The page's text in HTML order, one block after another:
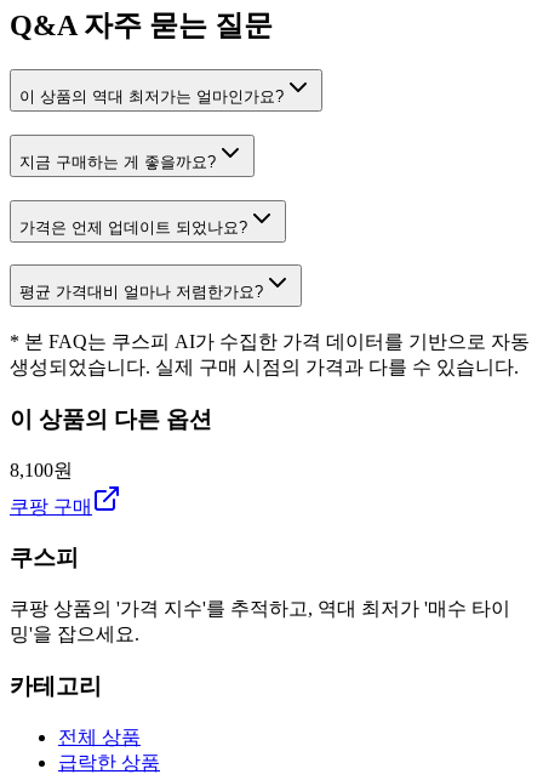
Q&A자주 묻는 질문
이 상품의 역대 최저가는 얼마인가요?
지금 구매하는 게 좋을까요?
가격은 언제 업데이트 되었나요?
평균 가격대비 얼마나 저렴한가요?
* 본 FAQ는 쿠스피 AI가 수집한 가격 데이터를 기반으로 자동
생성되었습니다. 실제 구매 시점의 가격과 다를 수 있습니다.
이 상품의 다른 옵션
8,100원
쿠팡 구매
쿠스피
쿠팡 상품의 '가격 지수'를 추적하고, 역대 최저가 '매수 타이
밍'을 잡으세요.
카테고리
전체 상품
급락한 상품